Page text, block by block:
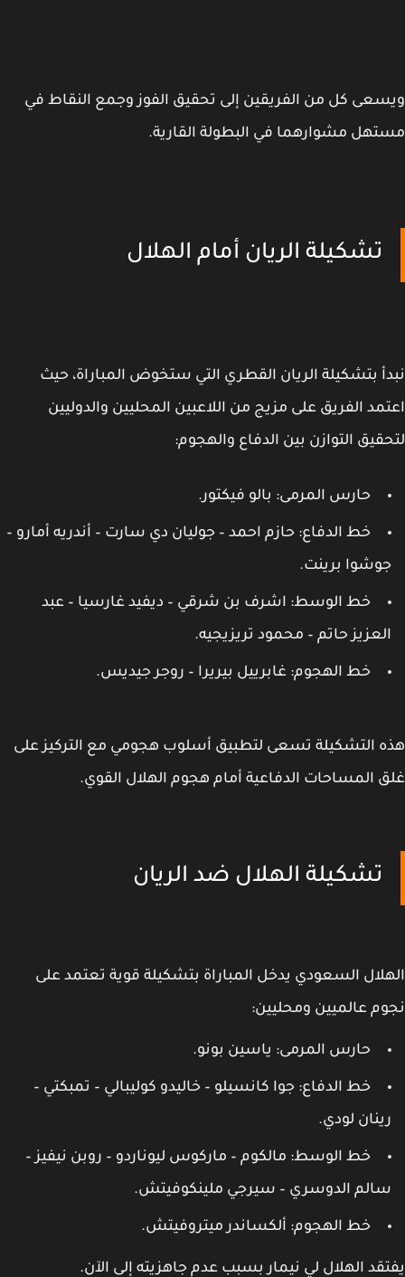
كل من الفريقين إلى تحقيق الفوز وجمع النقاط في
مشوارهما في البطولة القارية.
تشكيلة الريان أمام الهلال
بتشكيلة الريان القطري التي ستخوض المباراة، حيث
الفريق على مزيج من اللاعبين المحليين والدوليين
التوازن بين الدفاع والهجوم:
حارس المرمى: بالو فيكتور.
خط الدفاع: حازم احمد – جوليان دي سارت – أندريه أمارو –
برينت.
خط الوسط: اشرف بن شرقي – ديفيد غارسيا – عبد
حاتم – محمود تريزيجيه.
خط الهجوم: غابرييل بيريرا – روجر جيديس.
التشكيلة تسعى لتطبيق أسلوب هجومي مع التركيز على
المساحات الدفاعية أمام هجوم الهلال القوي.
تشكيلة الهلال ضد الريان
السعودي يدخل المباراة بتشكيلة قوية تعتمد على
عالميين ومحليين:
حارس المرمى: ياسين بونو.
خط الدفاع: جوا كانسيلو – خاليدو كوليبالي – تمبكتي –
لودي.
خط الوسط: مالكوم – ماركوس ليوناردو – روبن نيفيز –
الدوسري – سيرجي ملينكوفيتش.
خط الهجوم: ألكساندر ميتروفيتش.
الهلال لي نيمار بسبب عدم جاهزيته إلى الآن.